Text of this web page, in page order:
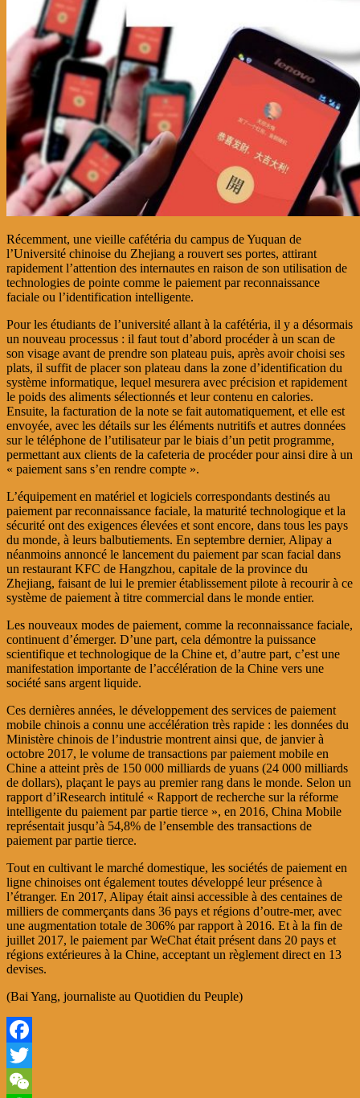
Récemment, une vieille cafétéria du campus deYuquan de
l’Université chinoise du Zhejiang a rouvert ses portes, attirant
rapidement l’attention des internautes en raison de son utilisation de
technologies de pointe comme le paiement par reconnaissance
faciale ou l’identification intelligente.
Pour les étudiants de l’université allant à la cafétéria, il y a désormais
un nouveau processus : il faut tout d’abord procéder à un scan de
son visage avant de prendre son plateau puis, après avoir choisi ses
plats, il suffit de placer son plateau dans la zone d’identification du
système informatique, lequel mesurera avec précision et rapidement
le poids des aliments sélectionnés et leur contenu en calories.
Ensuite, la facturation de la note se fait automatiquement, et elle est
envoyée, avec les détails sur les éléments nutritifs et autres données
sur le téléphone de l’utilisateur par le biais d’un petit programme,
permettant aux clients de la cafeteria de procéder pour ainsi dire à un
« paiement sans s’en rendre compte ».
L’équipement en matériel et logiciels correspondants destinés au
paiement par reconnaissance faciale, la maturité technologique et la
sécurité ont des exigences élevées et sont encore, dans tous les pays
du monde, à leurs balbutiements. En septembre dernier, Alipay a
néanmoins annoncé le lancement du paiement par scan facial dans
un restaurant KFC de Hangzhou, capitale de la province du
Zhejiang, faisant de lui le premier établissement pilote à recourir à ce
système de paiement à titre commercial dans le monde entier.
Les nouveaux modes de paiement, comme la reconnaissance faciale,
continuent d’émerger. D’une part, cela démontre la puissance
scientifique et technologique de la Chine et, d’autre part, c’est une
manifestation importante de l’accélération de la Chine vers une
société sans argent liquide.
Ces dernières années, le développement des services de paiement
mobile chinois a connu une accélération très rapide : les données du
Ministère chinois de l’industrie montrent ainsi que, de janvier à
octobre 2017, le volume de transactions par paiement mobile en
Chine a atteint près de 150 000 milliards de yuans (24 000 milliards
de dollars), plaçant le pays au premier rang dans le monde. Selon un
rapport d’iResearch intitulé « Rapport de recherche sur la réforme
intelligente du paiement par partie tierce », en 2016, China Mobile
représentait jusqu’à 54,8% de l’ensemble des transactions de
paiement par partie tierce.
Tout en cultivant le marché domestique, les sociétés de paiement en
ligne chinoises ont également toutes développé leur présence à
l’étranger. En 2017, Alipay était ainsi accessible à des centaines de
milliers de commerçants dans 36 pays et régions d’outre-mer, avec
une augmentation totale de 306% par rapport à 2016. Et à la fin de
juillet 2017, le paiement par WeChat était présent dans 20 pays et
régions extérieures à la Chine, acceptant un règlement direct en 13
devises.
(Bai Yang, journaliste au Quotidien du Peuple)
Facebook
Twitter